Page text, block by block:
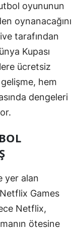
Erzurum
Eskişehir
Gaziantep
Giresun
Hakkari
Hatay
Mersin
İstanbul
İzmir
oyununun
oynanacağını
tarafından
Kupası
ücretsiz
hem
dengeleri
yer alan
Games
Netflix,
ötesine